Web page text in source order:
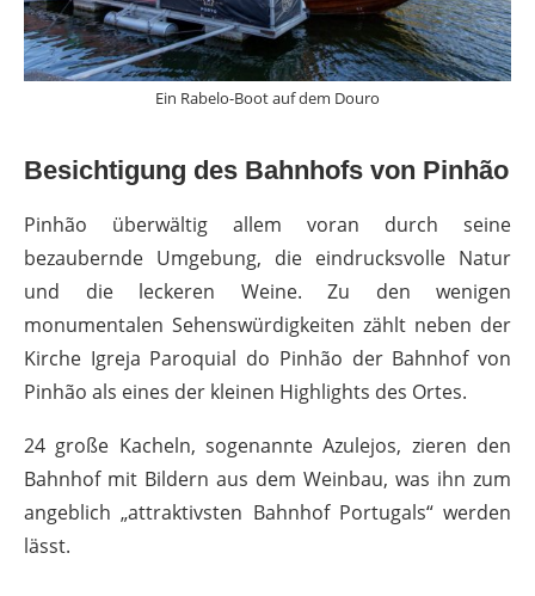
Ein Rabelo-Boot auf dem Douro
Besichtigung des Bahnhofs von Pinhão
Pinhão überwältig allem voran durch seine
bezaubernde Umgebung, die eindrucksvolle Natur
und die leckeren Weine. Zu den wenigen
monumentalen Sehenswürdigkeiten zählt neben der
Kirche Igreja Paroquial do Pinhão der Bahnhof von
Pinhão als eines der kleinen Highlights des Ortes.
24 große Kacheln, sogenannte Azulejos, zieren den
Bahnhof mit Bildern aus dem Weinbau, was ihn zum
angeblich „attraktivsten Bahnhof Portugals“ werden
lässt.